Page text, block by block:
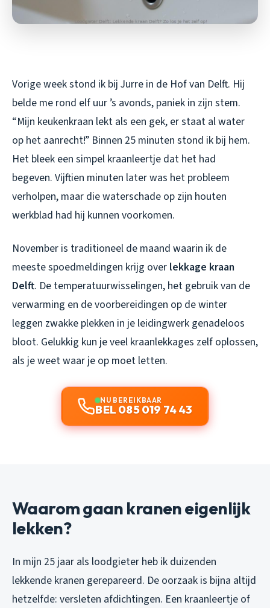
Vorige week stond ik bij Jurre in de Hof van Delft. Hij
belde me rond elf uur ’s avonds, paniek in zijn stem.
“Mijn keukenkraan lekt als een gek, er staat al water
op het aanrecht!” Binnen 25 minuten stond ik bij hem.
Het bleek een simpel kraanleertje dat het had
begeven. Vijftien minuten later was het probleem
verholpen, maar die waterschade op zijn houten
werkblad had hij kunnen voorkomen.
November is traditioneel de maand waarin ik de
meeste spoedmeldingen krijg over lekkage kraan
Delft. De temperatuurwisselingen, het gebruik van de
verwarming en de voorbereidingen op de winter
leggen zwakke plekken in je leidingwerk genadeloos
bloot. Gelukkig kun je veel kraanlekkages zelf oplossen,
als je weet waar je op moet letten.
NU BEREIKBAAR
BEL 085 019 74 43
Waarom gaan kranen eigenlijk
lekken?
In mijn 25 jaar als loodgieter heb ik duizenden
lekkende kranen gerepareerd. De oorzaak is bijna altijd
hetzelfde: versleten afdichtingen. Een kraanleertje of